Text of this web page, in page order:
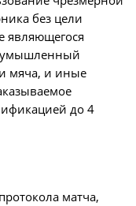
без цели
являющегося
умышленный
мяча, и иные
до 4
матча,